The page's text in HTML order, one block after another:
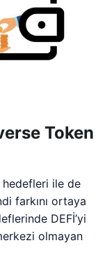
Token
hedefleri ile de
farkını ortaya
DEFİ’yi
olmayan